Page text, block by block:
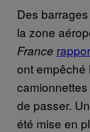
Des
la zone
France
ont empêché
de passer.
été mise en